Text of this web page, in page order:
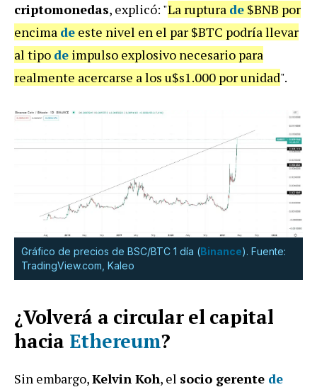
criptomonedas, explicó: "La ruptura de $BNB por
encima de este nivel en el par $BTC podría llevar
al tipo de impulso explosivo necesario para
realmente acercarse a los u$s1.000 por unidad".
Gráfico de precios de BSC/BTC 1 día (Binance). Fuente:
TradingView.com, Kaleo
¿Volverá a circular el capital
hacia Ethereum?
Sin embargo,Kelvin Koh, el socio gerente de